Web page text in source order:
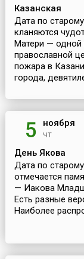
Казанская
Дата по
кланяются
Матери — одной
православной
пожара в
города,
5 ноября
чт
День Якова
Дата по
отмечается
— Иакова
Есть разные
Наиболее